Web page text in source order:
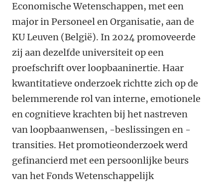
Economische Wetenschappen, met een
major in Personeel en Organisatie, aan de
KU Leuven (België). In 2024 promoveerde
zij aan dezelfde universiteit op een
proefschrift over loopbaaninertie. Haar
kwantitatieve onderzoek richtte zich op de
belemmerende rol van interne, emotionele
en cognitieve krachten bij het nastreven
van loopbaanwensen, -beslissingen en -
transities. Het promotieonderzoek werd
gefinancierd met een persoonlijke beurs
van het Fonds Wetenschappelijk